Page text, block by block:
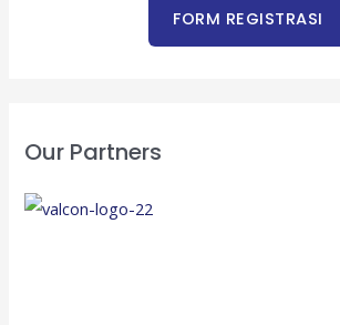
Our Partners